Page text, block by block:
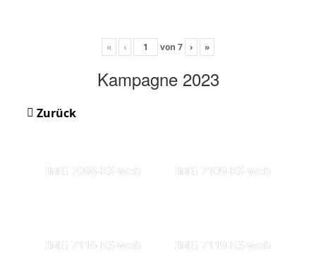
« ‹ von 7 › »
Kampagne 2023
Zurück
IMG 7098-KS-web IMG 7109-KS-web
IMG 7116-KS-web IMG 7119-KS-web